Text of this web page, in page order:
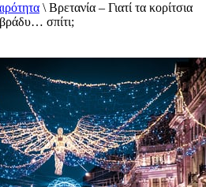
Ψυχολόγος –
\ Βρετανία – Γιατί τα κορίτσια
σπίτι;